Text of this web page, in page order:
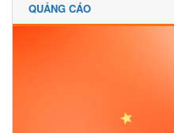
QUẢNG CÁO